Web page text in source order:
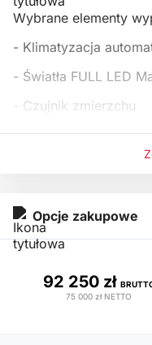
Wybrane elementy
- Klimatyzacja
- Światła FULL LED
- Czujnik zmierzchu
- Czujnik deszczu
- Czujniki parkowania
Opcje zakupowe
92 250 zł
75 000 zł NETTO